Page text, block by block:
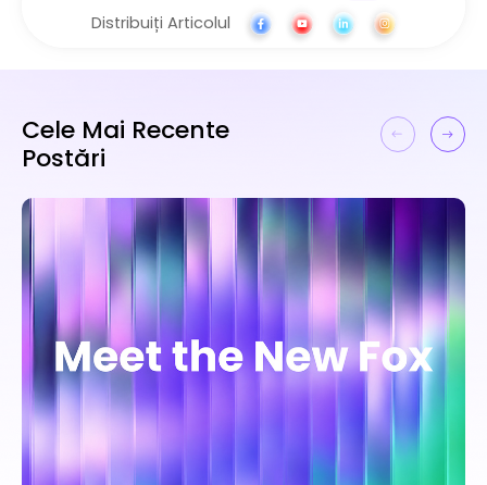
Distribuiți Articolul
Cele Mai Recente
Postări